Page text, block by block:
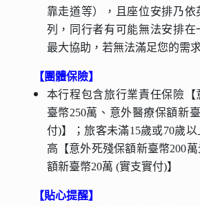
靠走道等），且座位安排乃依
列，同行者有可能無法安排在
最大協助，若無法滿足您的需
【團體保險】
本行程包含旅行業責任保險【
臺幣250萬、意外醫療保額新
付)】；旅客未滿15歲或70歲
高【意外死殘保額新臺幣200
額新臺幣20萬 (實支實付)】
【貼心提醒】